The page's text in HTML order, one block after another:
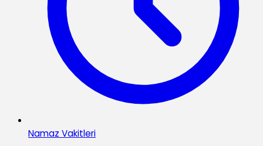
Namaz Vakitleri